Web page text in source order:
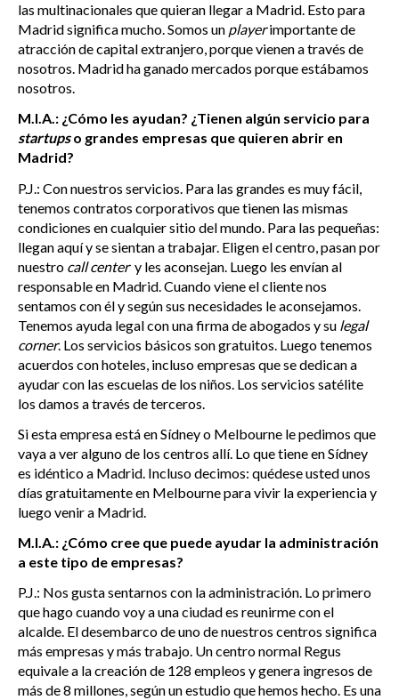
las multinacionales que quieran llegar a Madrid. Esto para
Madrid significa mucho. Somos un playerimportante de
atracción de capital extranjero, porque vienen a través de
nosotros. Madrid ha ganado mercados porque estábamos
nosotros.
M.I.A.: ¿Cómo les ayudan? ¿Tienen algún servicio para
startupso grandes empresas que quieren abrir en
Madrid?
P.J.: Con nuestros servicios. Para las grandes es muy fácil,
tenemos contratos corporativos que tienen las mismas
condiciones en cualquier sitio del mundo. Para las pequeñas:
llegan aquí y se sientan a trabajar. Eligen el centro, pasan por
nuestro call centery les aconsejan. Luego les envían al
responsable en Madrid. Cuando viene el cliente nos
sentamos con él y según sus necesidades le aconsejamos.
Tenemos ayuda legal con una firma de abogados y su legal
corner. Los servicios básicos son gratuitos. Luego tenemos
acuerdos con hoteles, incluso empresas que se dedican a
ayudar con las escuelas de los niños. Los servicios satélite
los damos a través de terceros.
Si esta empresa está en Sídney o Melbourne le pedimos que
vaya a ver alguno de los centros allí. Lo que tiene en Sídney
es idéntico a Madrid. Incluso decimos: quédese usted unos
días gratuitamente en Melbourne para vivir la experiencia y
luego venir a Madrid.
M.I.A.: ¿Cómo cree que puede ayudar la administración
a este tipo de empresas?
P.J.: Nos gusta sentarnos con la administración. Lo primero
que hago cuando voy a una ciudad es reunirme con el
alcalde. El desembarco de uno de nuestros centros significa
más empresas y más trabajo. Un centro normal Regus
equivale a la creación de 128 empleos y genera ingresos de
más de 8 millones, según un estudio que hemos hecho. Es una